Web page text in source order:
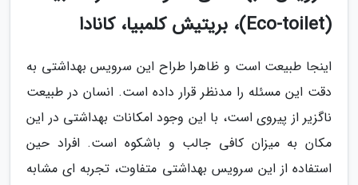
(Eco-toilet)، بریتیش کلمبیا، کانادا
اینجا طبیعت است و ظاهرا طراح این سرویس بهداشتی به
دقت این مسئله را مدنظر قرار داده است. انسان در طبیعت
ناگزیر از پیروی است، با این وجود امکانات بهداشتی در این
مکان به میزان کافی جالب و باشکوه است. افراد حین
استفاده از این سرویس بهداشتی متفاوت، تجربه ای مشابه